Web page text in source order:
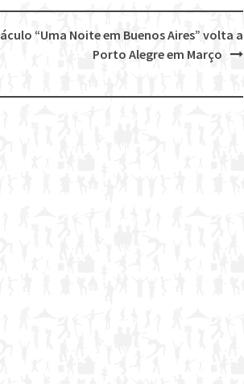
“Uma Noite em Buenos Aires” volta a
Porto Alegre em Março